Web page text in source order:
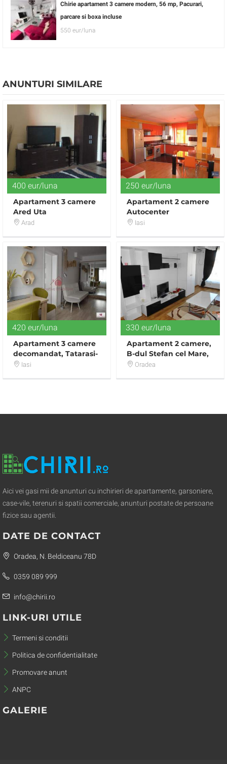
Chirie apartament 3 camere modern, 56 mp, Pacurari,
parcare si boxa incluse
550 eur/luna
ANUNTURI SIMILARE
400 eur/luna
Apartament 3 camere
Ared Uta
Arad
250 eur/luna
Apartament 2 camere
Autocenter
Iasi
420 eur/luna
Apartament 3 camere
decomandat, Tatarasi-
Piata Chirila
Iasi
330 eur/luna
Apartament 2 camere,
B-dul Stefan cel Mare,
mobilat si utilat
Oradea
Aici vei gasi mii de anunturi cu inchirieri de apartamente, garsoniere,
case-vile, terenuri si spatii comerciale, anunturi postate de persoane
fizice sau agentii.
DATE DE CONTACT
Oradea, N. Beldiceanu 78D
0359 089 999
info@chirii.ro
LINK-URI UTILE
Termeni si conditii
Politica de confidentialitate
Promovare anunt
ANPC
GALERIE